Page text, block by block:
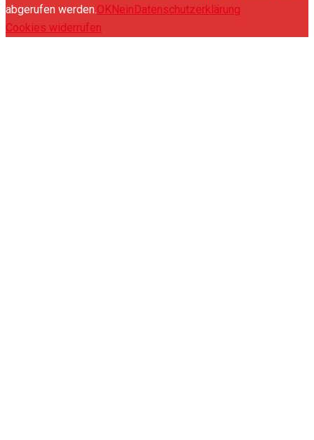
abgerufen werden.OKNeinDatenschutzerklärung
Cookies widerrufen